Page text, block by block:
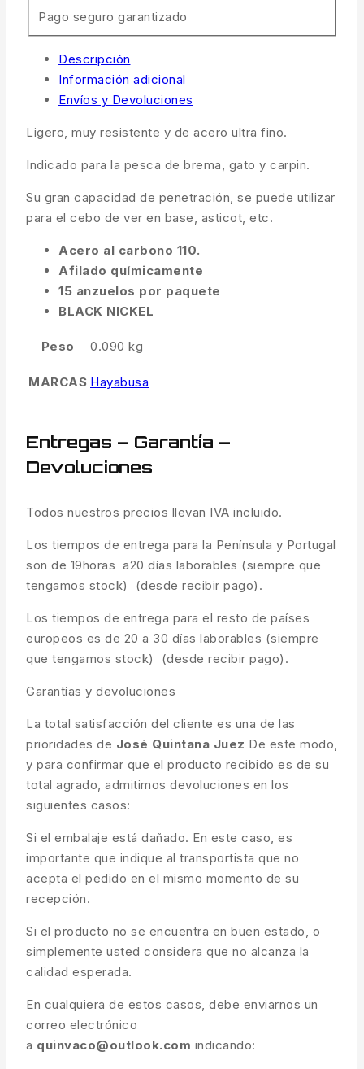
Pago seguro garantizado
Descripción
Información adicional
Envíos y Devoluciones
Ligero, muy resistente y de acero ultra fino.
Indicado para la pesca de brema, gato y carpin.
Su gran capacidad de penetración, se puede utilizar
para el cebo de ver en base, asticot, etc.
Acero al carbono 110.
Afilado químicamente
15 anzuelos por paquete
BLACK NICKEL
Peso 0.090 kg
MARCAS Hayabusa
Entregas – Garantía –
Devoluciones
Todos nuestros precios llevan IVA incluido.
Los tiempos de entrega para la Península y Portugal
son de 19horas a20 días laborables (siempre que
tengamos stock) (desde recibir pago).
Los tiempos de entrega para el resto de países
europeos es de 20 a 30 días laborables (siempre
que tengamos stock) (desde recibir pago).
Garantías y devoluciones
La total satisfacción del cliente es una de las
prioridades de José Quintana Juez De este modo,
y para confirmar que el producto recibido es de su
total agrado, admitimos devoluciones en los
siguientes casos:
Si el embalaje está dañado. En este caso, es
importante que indique al transportista que no
acepta el pedido en el mismo momento de su
recepción.
Si el producto no se encuentra en buen estado, o
simplemente usted considera que no alcanza la
calidad esperada.
En cualquiera de estos casos, debe enviarnos un
correo electrónico
a quinvaco@outlook.com indicando: